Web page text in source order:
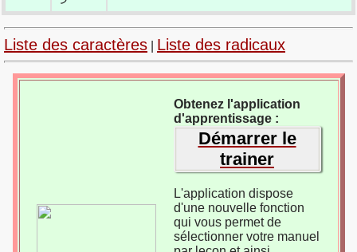
Liste des caractères Liste des radicaux
Obtenez l'application
d'apprentissage :
Démarrer le
trainer
L'application dispose
d'une nouvelle fonction
qui vous permet de
sélectionner votre manuel